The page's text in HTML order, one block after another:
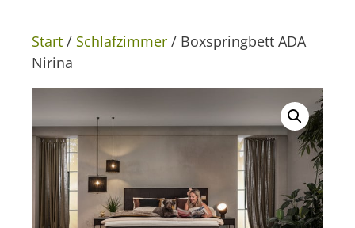
Start / Schlafzimmer / Boxspringbett ADA
Nirina